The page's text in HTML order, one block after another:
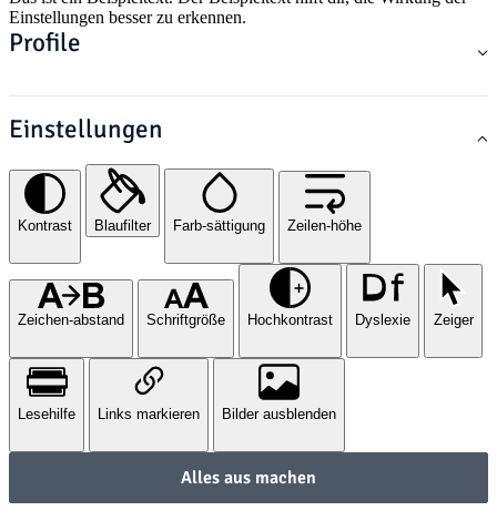
Einstellungen besser zu erkennen.
Profile
Einstellungen
Kontrast Blaufilter Farb-sättigung Zeilen-höhe
Zeichen-abstand Schriftgröße Hochkontrast Dyslexie Zeiger
Lesehilfe Links markieren Bilder ausblenden
Alles aus machen